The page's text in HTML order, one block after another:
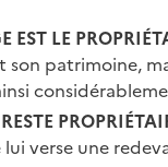
EST LE
son patrimoine,
verse une